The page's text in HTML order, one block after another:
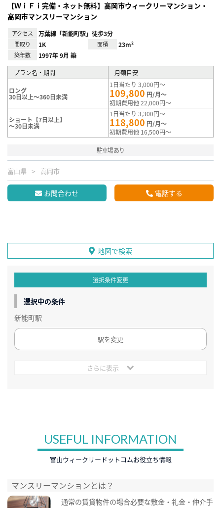
【ＷｉＦｉ完備・ネット無料】高岡市ウィークリーマンション・
高岡市マンスリーマンション
アクセス 万葉線「新能町駅」徒歩3分
間取り 1K 面積 23m²
築年数 1997年 9月 築
プラン名・期間 月額目安
ロング
30日以上～360日未満
1日当たり 3,000円～
109,800 円/月～
初期費用他 22,000円～
ショート【7日以上】
～30日未満
1日当たり 3,300円～
118,800 円/月～
初期費用他 16,500円～
駐車場あり
富山県 高岡市
お問合わせ 電話する
地図で検索
選択条件変更
選択中の条件
新能町駅
駅を変更
さらに表示
USEFUL INFORMATION
富山ウィークリードットコムお役立ち情報
マンスリーマンションとは？
通常の賃貸物件の場合必要な敷金・礼金・仲介手